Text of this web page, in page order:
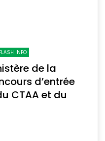
INFO
de la
d’entrée
CTAA et du